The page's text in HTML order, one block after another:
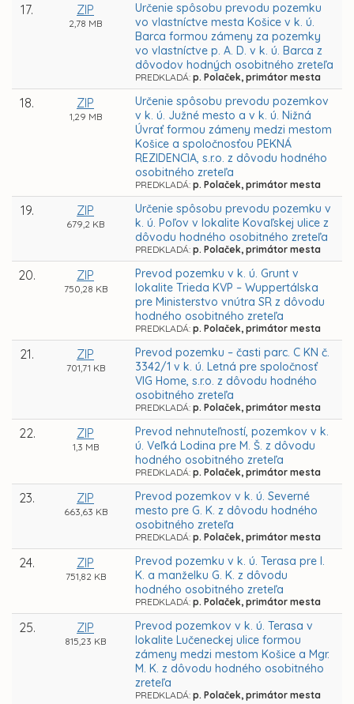
17. ZIP
2,78 MB
Určenie spôsobu prevodu pozemku
vo vlastníctve mesta Košice v k. ú.
Barca formou zámeny za pozemky
vo vlastníctve p. A. D. v k. ú. Barca z
dôvodov hodných osobitného zreteľa
PREDKLADÁ: p. Polaček, primátor mesta
18. ZIP
1,29 MB
Určenie spôsobu prevodu pozemkov
v k. ú. Južné mesto a v k. ú. Nižná
Úvrať formou zámeny medzi mestom
Košice a spoločnosťou PEKNÁ
REZIDENCIA, s.r.o. z dôvodu hodného
osobitného zreteľa
PREDKLADÁ: p. Polaček, primátor mesta
19. ZIP
679,2 KB
Určenie spôsobu prevodu pozemku v
k. ú. Poľov v lokalite Kovaľskej ulice z
dôvodu hodného osobitného zreteľa
PREDKLADÁ: p. Polaček, primátor mesta
20. ZIP
750,28 KB
Prevod pozemku v k. ú. Grunt v
lokalite Trieda KVP – Wuppertálska
pre Ministerstvo vnútra SR z dôvodu
hodného osobitného zreteľa
PREDKLADÁ: p. Polaček, primátor mesta
21. ZIP
701,71 KB
Prevod pozemku – časti parc. C KN č.
3342/1 v k. ú. Letná pre spoločnosť
VIG Home, s.r.o. z dôvodu hodného
osobitného zreteľa
PREDKLADÁ: p. Polaček, primátor mesta
22. ZIP
1,3 MB
Prevod nehnuteľností, pozemkov v k.
ú. Veľká Lodina pre M. Š. z dôvodu
hodného osobitného zreteľa
PREDKLADÁ: p. Polaček, primátor mesta
23. ZIP
663,63 KB
Prevod pozemkov v k. ú. Severné
mesto pre G. K. z dôvodu hodného
osobitného zreteľa
PREDKLADÁ: p. Polaček, primátor mesta
24. ZIP
751,82 KB
Prevod pozemku v k. ú. Terasa pre I.
K. a manželku G. K. z dôvodu
hodného osobitného zreteľa
PREDKLADÁ: p. Polaček, primátor mesta
25. ZIP
815,23 KB
Prevod pozemkov v k. ú. Terasa v
lokalite Lučeneckej ulice formou
zámeny medzi mestom Košice a Mgr.
M. K. z dôvodu hodného osobitného
zreteľa
PREDKLADÁ: p. Polaček, primátor mesta